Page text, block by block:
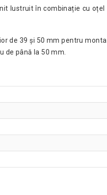
lustruit în combinație cu
de 39 și 50 mm pentru
de până la 50 mm.